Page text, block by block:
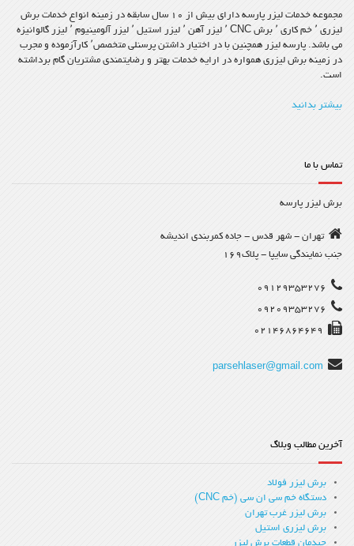
مجموعه خدمات لیزر پارسه دارای بیش از ۱۰ سال سابقه در زمینه انواع خدمات برش
لیزری ٬ خم کاری ٬ برش CNC ٬ لیزر آهن ٬ لیزر استیل ٬ لیزر آلومینیوم ٬ لیزر گالوانیزه
می باشد. پارسه لیزر همچنین با در اختیار داشتن پرسنلی متخصص٬ کارآزموده و مجرب
در زمینه برش لیزری همواره در ارایه خدمات بهتر و رضایتمندی مشتریان گام برداشته
است.
بیشتر بدانید
تماس با ما
برش لیزر پارسه
تهران - شهر قدس - جاده کمربندی اندیشه
جنب نمایندگی سایپا - پلاک169
parsehlaser@gmail.com
آخرین مطالب وبلاگ
برش لیزر فولاد
دستگاه خم سی ان سی (خم CNC)
برش لیزر غرب تهران
برش لیزری استیل
چیدمان قطعات برش لیزر